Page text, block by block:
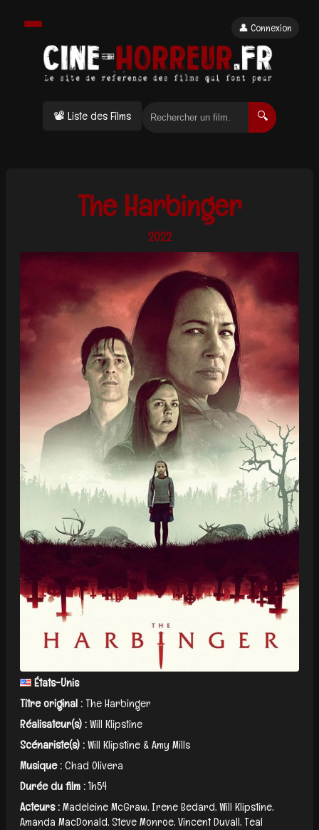
📽 Liste des Films 🔍
👤 Connexion
The Harbinger
2022
États-Unis
Titre original :The Harbinger
Réalisateur(s) :Will Klipstine
Scénariste(s) :Will Klipstine & Amy Mills
Musique :Chad Olivera
Durée du film :1h54
Acteurs :Madeleine McGraw, Irene Bedard, Will Klipstine,
Amanda MacDonald, Steve Monroe, Vincent Duvall, Teal